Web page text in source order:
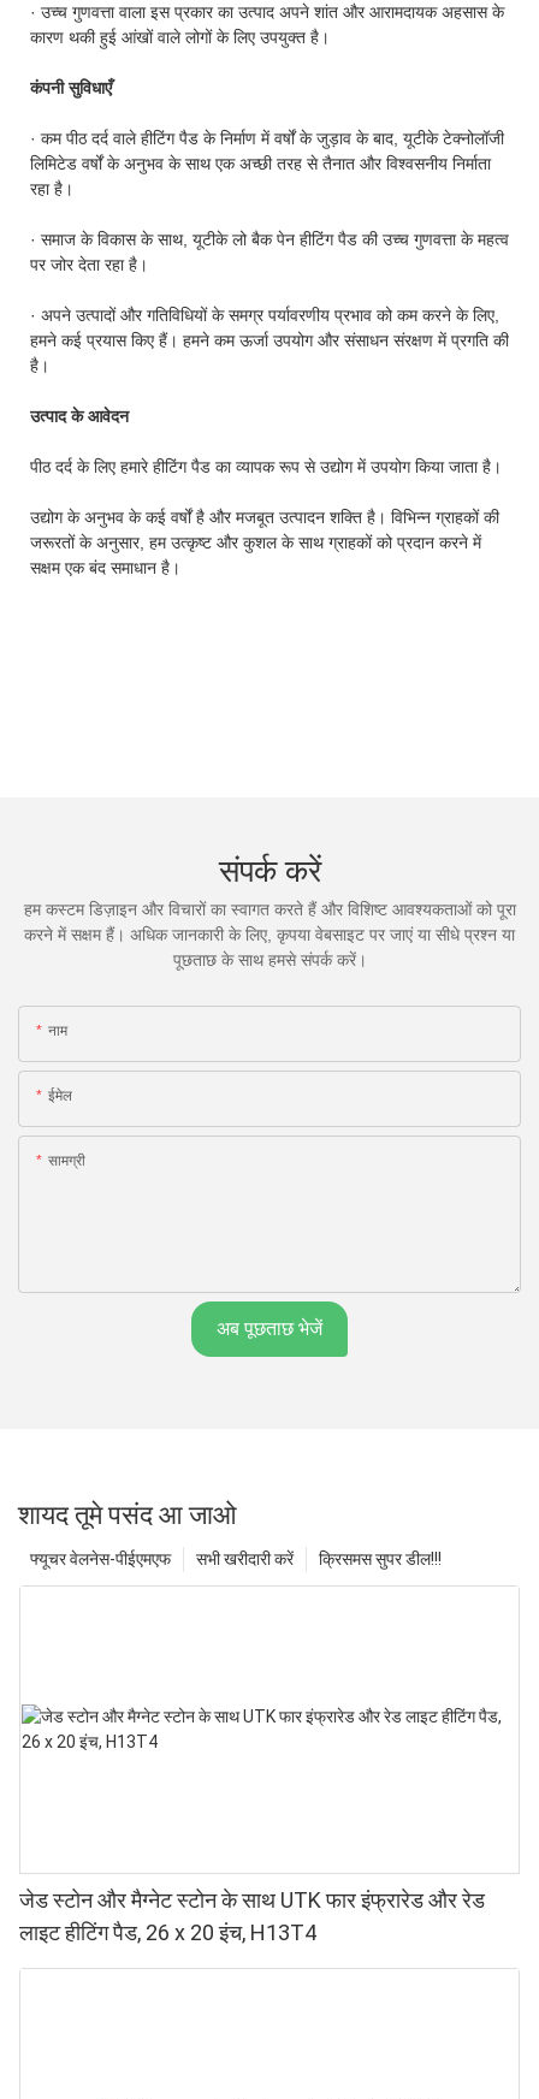
· उच्च गुणवत्ता वाला इस प्रकार का उत्पाद अपने शांत और आरामदायक अहसास के
कारण थकी हुई आंखों वाले लोगों के लिए उपयुक्त है।
कंपनी सुविधाएँ
· कम पीठ दर्द वाले हीटिंग पैड के निर्माण में वर्षों के जुड़ाव के बाद, यूटीके टेक्नोलॉजी
लिमिटेड वर्षों के अनुभव के साथ एक अच्छी तरह से तैनात और विश्वसनीय निर्माता
रहा है।
· समाज के विकास के साथ, यूटीके लो बैक पेन हीटिंग पैड की उच्च गुणवत्ता के महत्व
पर जोर देता रहा है।
· अपने उत्पादों और गतिविधियों के समग्र पर्यावरणीय प्रभाव को कम करने के लिए,
हमने कई प्रयास किए हैं। हमने कम ऊर्जा उपयोग और संसाधन संरक्षण में प्रगति की
है।
उत्पाद के आवेदन
पीठ दर्द के लिए हमारे हीटिंग पैड का व्यापक रूप से उद्योग में उपयोग किया जाता है।
उद्योग के अनुभव के कई वर्षों है और मजबूत उत्पादन शक्ति है। विभिन्न ग्राहकों की
जरूरतों के अनुसार, हम उत्कृष्ट और कुशल के साथ ग्राहकों को प्रदान करने में
सक्षम एक बंद समाधान है।
संपर्क करें
हम कस्टम डिज़ाइन और विचारों का स्वागत करते हैं और विशिष्ट आवश्यकताओं को पूरा
करने में सक्षम हैं। अधिक जानकारी के लिए, कृपया वेबसाइट पर जाएं या सीधे प्रश्न या
पूछताछ के साथ हमसे संपर्क करें।
नाम
ईमेल
सामग्री
अब पूछताछ भेजें
शायद तूमे पसंद आ जाओ
क्रिसमस सुपर डील!!!
सभी खरीदारी करें
फ्यूचर वेलनेस-पीईएमएफ
जेड स्टोन और मैग्नेट स्टोन के साथ UTK फार इंफ्रारेड और रेड
लाइट हीटिंग पैड, 26 x 20 इंच, H13T4